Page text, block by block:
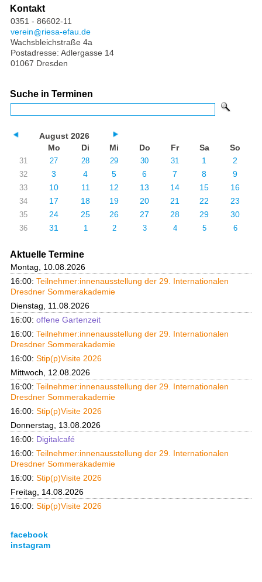
Kontakt
0351 - 86602-11
verein
riesa-efau.de
Wachsbleichstraße 4a
Postadresse: Adlergasse 14
01067 Dresden
Suche in Terminen
August 2026
Mo
Di Mi Do Fr Sa So
31 27 28 29 30 31 1 2
32 3 4 5 6 7 8 9
33 10 11 12 13 14 15 16
34 17 18 19 20 21 22 23
35 24 25 26 27 28 29 30
36 31 1 2 3 4 5 6
Aktuelle Termine
Montag, 10.08.2026
16:00: Teilnehmer:innenausstellung der 29. Internationalen
Dresdner Sommerakademie
Dienstag, 11.08.2026
16:00: offene Gartenzeit
16:00: Teilnehmer:innenausstellung der 29. Internationalen
Dresdner Sommerakademie
16:00: Stip(p)Visite 2026
Mittwoch, 12.08.2026
16:00: Teilnehmer:innenausstellung der 29. Internationalen
Dresdner Sommerakademie
16:00: Stip(p)Visite 2026
Donnerstag, 13.08.2026
16:00: Digitalcafé
16:00: Teilnehmer:innenausstellung der 29. Internationalen
Dresdner Sommerakademie
16:00: Stip(p)Visite 2026
Freitag, 14.08.2026
16:00: Stip(p)Visite 2026
facebook
instagram